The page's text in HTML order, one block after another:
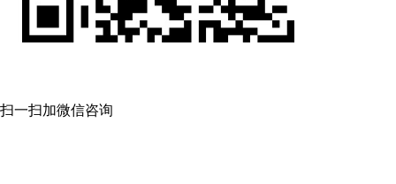
扫一扫加微信咨询